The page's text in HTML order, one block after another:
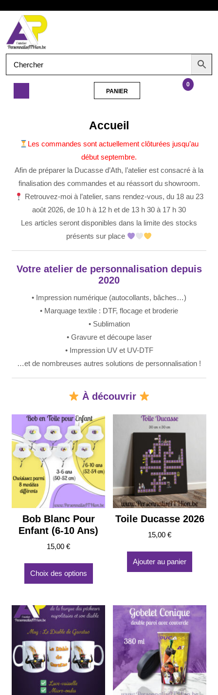
contenu
Ouvrir
le
menu
0
PANIER
Accueil
Les commandes sont actuellement clôturées jusqu’au
début septembre.
Afin de préparer la Ducasse d’Ath, l’atelier est consacré à la
finalisation des commandes et au réassort du showroom.
Retrouvez-moi à l’atelier, sans rendez-vous, du 18 au 23
août 2026, de 10 h à 12 h et de 13 h 30 à 17 h 30
Les articles seront disponibles dans la limite des stocks
présents sur place
Votre atelier de personnalisation depuis
2020
• Impression numérique (autocollants, bâches…)
• Marquage textile : DTF, flocage et broderie
• Sublimation
• Gravure et découpe laser
• Impression UV et UV-DTF
…et de nombreuses autres solutions de personnalisation !
À découvrir
Bob Blanc Pour
Enfant (6-10 Ans)
15,00 €
Choix des options
a
variations.
Les
peuvent
être
choisies
sur
Toile Ducasse 2026
15,00 €
Ajouter au panier